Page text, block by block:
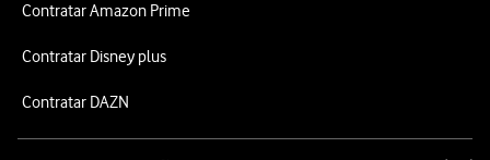
Contratar Amazon Prime
Contratar Disney plus
Contratar DAZN